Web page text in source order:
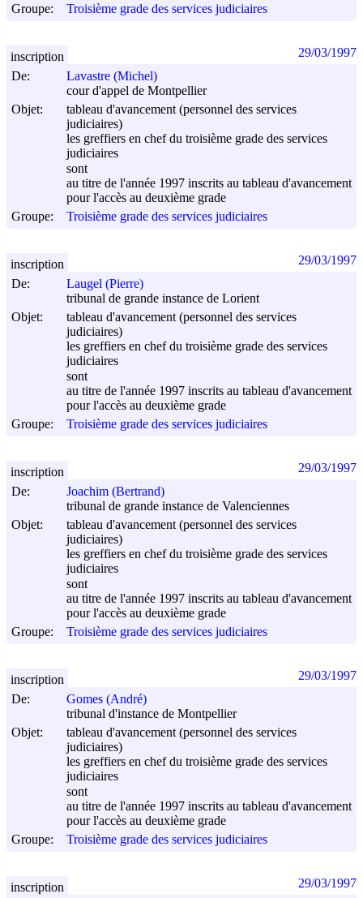
Groupe:
Troisième grade des services judiciaires
De:
Lavastre (Michel)
cour d'appel de Montpellier
Objet:
tableau d'avancement (personnel des services
judiciaires)
les greffiers en chef du troisième grade des services
judiciaires
sont
au titre de l'année 1997 inscrits au tableau d'avancement
pour l'accès au deuxième grade
Groupe:
Troisième grade des services judiciaires
inscription 29/03/1997
De:
Laugel (Pierre)
tribunal de grande instance de Lorient
Objet:
tableau d'avancement (personnel des services
judiciaires)
les greffiers en chef du troisième grade des services
judiciaires
sont
au titre de l'année 1997 inscrits au tableau d'avancement
pour l'accès au deuxième grade
Groupe:
Troisième grade des services judiciaires
inscription 29/03/1997
De:
Joachim (Bertrand)
tribunal de grande instance de Valenciennes
Objet:
tableau d'avancement (personnel des services
judiciaires)
les greffiers en chef du troisième grade des services
judiciaires
sont
au titre de l'année 1997 inscrits au tableau d'avancement
pour l'accès au deuxième grade
Groupe:
Troisième grade des services judiciaires
inscription 29/03/1997
De:
Gomes (André)
tribunal d'instance de Montpellier
Objet:
tableau d'avancement (personnel des services
judiciaires)
les greffiers en chef du troisième grade des services
judiciaires
sont
au titre de l'année 1997 inscrits au tableau d'avancement
pour l'accès au deuxième grade
Groupe:
Troisième grade des services judiciaires
inscription 29/03/1997
inscription 29/03/1997